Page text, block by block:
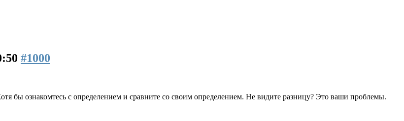
#1000
бы ознакомтесь с определением и сравните со своим определением. Не видите разницу? Это ваши проблемы.